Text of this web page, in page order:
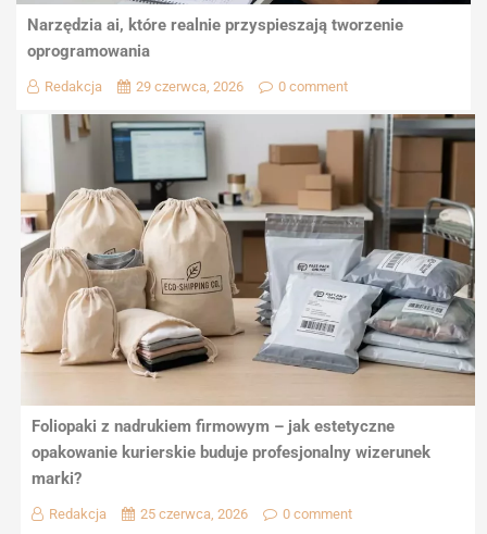
Narzędzia ai, które realnie przyspieszają tworzenie
oprogramowania
Redakcja 29 czerwca, 2026 0 comment
Foliopaki z nadrukiem firmowym – jak estetyczne
opakowanie kurierskie buduje profesjonalny wizerunek
marki?
Redakcja 25 czerwca, 2026 0 comment